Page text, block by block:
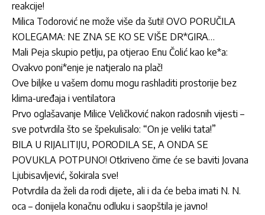
reakcije!
Milica Todorović ne može više da šuti! OVO PORUČILA
KOLEGAMA: NE ZNA SE KO SE VIŠE DR*GIRA…
Mali Peja skupio petlju, pa otjerao Enu Čolić kao ke*a:
Ovakvo poni*enje je natjeralo na plač!
Ove biljke u vašem domu mogu rashladiti prostorije bez
klima-uređaja i ventilatora
Prvo oglašavanje Milice Veličković nakon radosnih vijesti –
sve potvrdila što se špekulisalo: “On je veliki tata!”
BILA U RIJALITIJU, PORODILA SE, A ONDA SE
POVUKLA POTPUNO! Otkriveno čime će se baviti Jovana
Ljubisavljević, šokirala sve!
Potvrdila da želi da rodi dijete, ali i da će beba imati N. N.
oca – donijela konačnu odluku i saopštila je javno!